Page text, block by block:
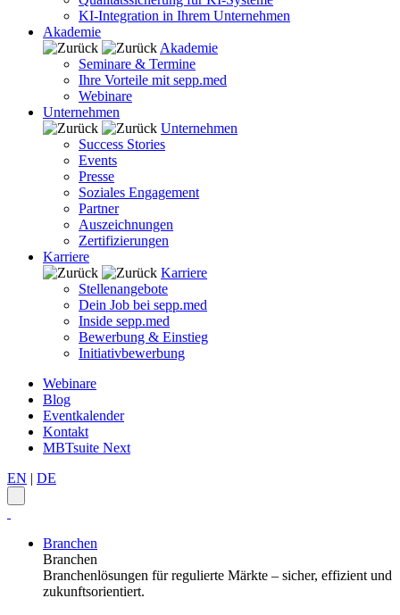
KI-Integration in Ihrem Unternehmen
Akademie
Akademie
Seminare & Termine
Ihre Vorteile mit sepp.med
Webinare
Unternehmen
Unternehmen
Success Stories
Events
Presse
Soziales Engagement
Partner
Auszeichnungen
Zertifizierungen
Karriere
Karriere
Stellenangebote
Dein Job bei sepp.med
Inside sepp.med
Bewerbung & Einstieg
Initiativbewerbung
Webinare
Blog
Eventkalender
Kontakt
MBTsuite Next
EN | DE
Branchen
Branchen
Branchenlösungen für regulierte Märkte – sicher, effizient und
zukunftsorientiert.